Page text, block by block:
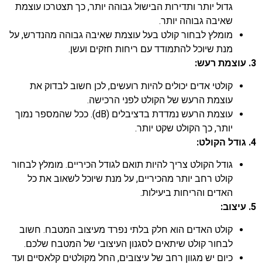
גדול יותר ותדירות הבישול גבוהה יותר, כך תצטרכו עוצמת
שאיבה גבוהה יותר.
מומלץ לבחור קולט בעל עוצמת שאיבה גבוהה מהנדרש, על
מנת שיוכל להתמודד עם ריחות חזקים ועשן.
3. עוצמת רעש:
קולטי אדים יכולים להיות רועשים, לכן חשוב לבדוק את
עוצמת הרעש של הקולט לפני הרכישה.
עוצמת הרעש נמדדת בדציבלים (dB). ככל שהמספר נמוך
יותר, כך הקולט שקט יותר.
4. גודל הקולט:
גודל הקולט צריך להיות תואם לגודל הכיריים. מומלץ לבחור
קולט רחב יותר מהכיריים, על מנת שיוכל לשאוב את כל
האדים והריחות ביעילות.
5. עיצוב:
קולט האדים הוא חלק בלתי נפרד מעיצוב המטבח. חשוב
לבחור קולט שיתאים לסגנון העיצובי של המטבח שלכם.
כיום יש מגוון רחב של עיצובים, החל מקולטים קלאסיים ועד